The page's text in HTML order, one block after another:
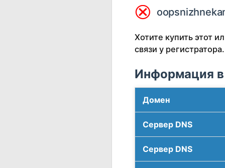
⮿
Хотите купить этот
связи у регистратора.
Информация в
Домен
Сервер DNS
Сервер DNS